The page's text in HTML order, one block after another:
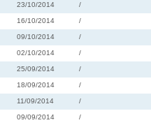
23/10/2014 /
16/10/2014 /
09/10/2014 /
02/10/2014 /
25/09/2014 /
18/09/2014 /
11/09/2014 /
09/09/2014 /